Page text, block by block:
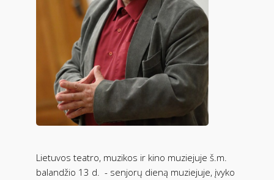
Lietuvos teatro, muzikos ir kino muziejuje š.m.
balandžio 13 d. - senjorų dieną muziejuje, įvyko